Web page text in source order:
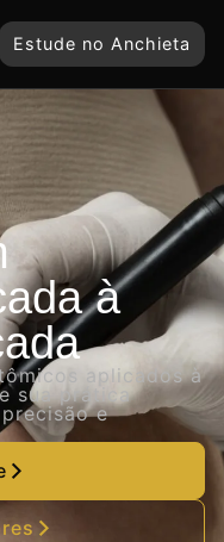
Estude no Anchieta
à
aplicados à
sua prática
e